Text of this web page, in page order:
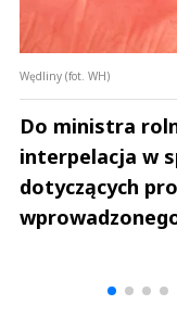
Wędliny (fot. WH)
Do ministra
interpelacja w
dotyczących